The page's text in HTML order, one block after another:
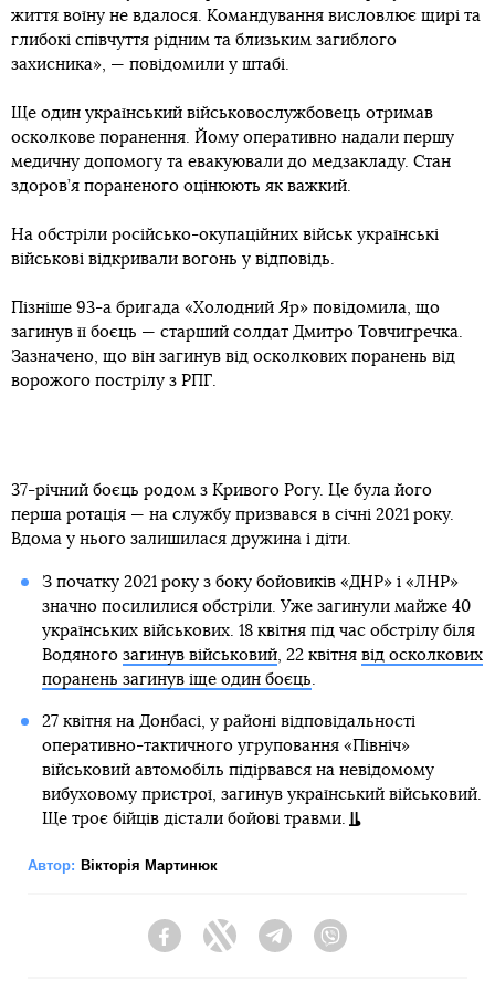
життя воїну не вдалося. Командування висловлює щирі та
глибокі співчуття рідним та близьким загиблого
захисника», — повідомили у штабі.
Ще один український військовослужбовець отримав
осколкове поранення. Йому оперативно надали першу
медичну допомогу та евакуювали до медзакладу. Стан
здоров’я пораненого оцінюють як важкий.
На обстріли російсько-окупаційних військ українські
військові відкривали вогонь у відповідь.
Пізніше 93-а бригада «Холодний Яр» повідомила, що
загинув її боєць — старший солдат Дмитро Товчигречка.
Зазначено, що він загинув від осколкових поранень від
ворожого пострілу з РПГ.
37-річний боєць родом з Кривого Рогу. Це була його
перша ротація — на службу призвався в січні 2021 року.
Вдома у нього залишилася дружина і діти.
З початку 2021 року з боку бойовиків «ДНР» і «ЛНР»
значно посилилися обстріли. Уже загинули майже 40
українських військових. 18 квітня під час обстрілу біля
Водяного загинув військовий, 22 квітня від осколкових
поранень загинув іще один боєць
27 квітня на Донбасі, у районі відповідальності
оперативно-тактичного угруповання «Північ»
військовий автомобіль підірвався на невідомому
вибуховому пристрої, загинув український військовий.
Ще троє бійців дістали бойові травми.
Автор: Вікторія Мартинюк
FacebookTwitter Telegram